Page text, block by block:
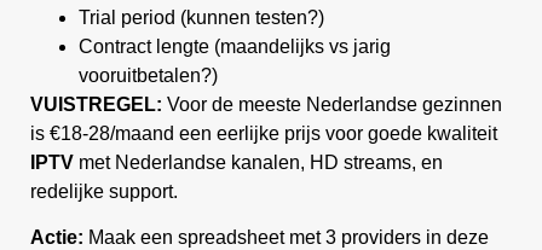
Trial period (kunnen testen?)
Contract lengte (maandelijks vs jarig
vooruitbetalen?)
VUISTREGEL: Voor de meeste Nederlandse gezinnen
is €18-28/maand een eerlijke prijs voor goede kwaliteit
IPTV met Nederlandse kanalen, HD streams, en
redelijke support.
Actie: Maak een spreadsheet met 3 providers in deze